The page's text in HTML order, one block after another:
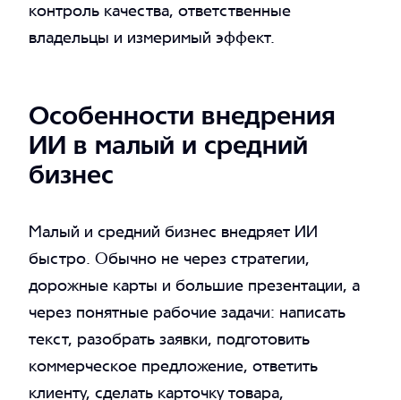
контроль качества, ответственные
владельцы и измеримый эффект.
Особенности внедрения
ИИ в малый и средний
бизнес
Малый и средний бизнес внедряет ИИ
быстро. Обычно не через стратегии,
дорожные карты и большие презентации, а
через понятные рабочие задачи: написать
текст, разобрать заявки, подготовить
коммерческое предложение, ответить
клиенту, сделать карточку товара,